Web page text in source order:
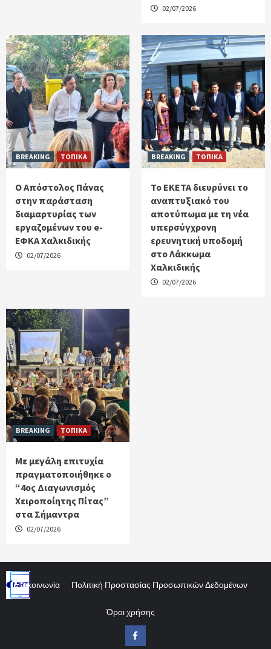
02/07/2026
BREAKING ΤΟΠΙΚΑ
Ο Απόστολος Πάνας
στην παράσταση
διαμαρτυρίας των
εργαζομένων του e-
ΕΦΚΑ Χαλκιδικής
02/07/2026
BREAKING ΤΟΠΙΚΑ
Το ΕΚΕΤΑ διευρύνει το
αναπτυξιακό του
αποτύπωμα με τη νέα
υπερσύγχρονη
ερευνητική υποδομή
στο Λάκκωμα
Χαλκιδικής
02/07/2026
BREAKING ΤΟΠΙΚΑ
Με μεγάλη επιτυχία
πραγματοποιήθηκε ο
“4ος Διαγωνισμός
Χειροποίητης Πίτας”
στα Σήμαντρα
02/07/2026
Επικοινωνία Πολιτική Προστασίας Προσωπικών Δεδομένων
Όροι χρήσης
Facebook